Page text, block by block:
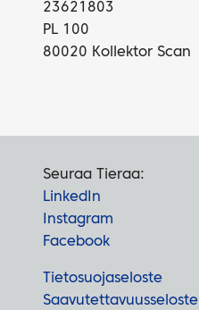
23621803
PL 100
80020 Kollektor Scan
Seuraa Tieraa:
LinkedIn
Instagram
Facebook
Tietosuojaseloste
Saavutettavuusseloste